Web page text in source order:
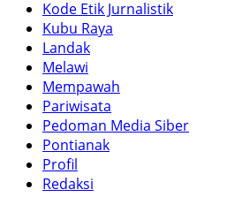
Kode Etik Jurnalistik
Kubu Raya
Landak
Melawi
Mempawah
Pariwisata
Pedoman Media Siber
Pontianak
Profil
Redaksi